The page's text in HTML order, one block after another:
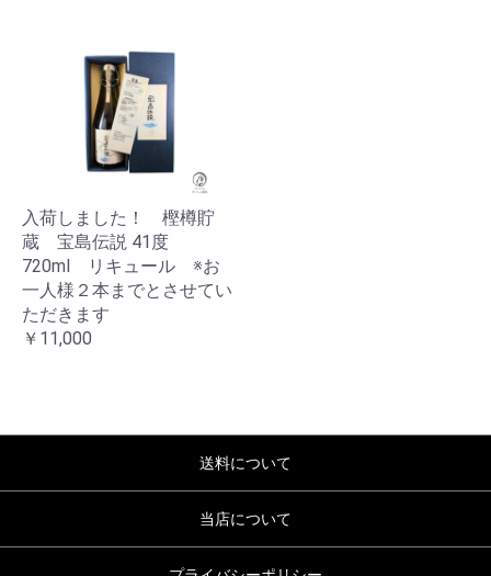
入荷しました！ 樫樽貯
蔵 宝島伝説 41度
720ml リキュール ※お
一人様２本までとさせてい
ただきます
￥11,000
送料について
当店について